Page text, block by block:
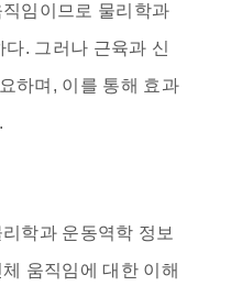
임이므로 물리학과
. 그러나 근육과 신
하며, 이를 통해 효과
학과 운동역학 정보
움직임에 대한 이해